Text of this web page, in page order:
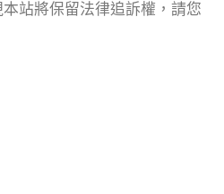
站將保留法律追訴權，請您